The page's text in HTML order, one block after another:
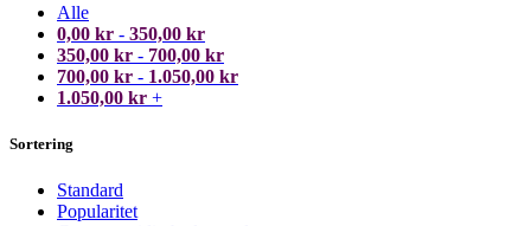
Alle
0,00 kr - 350,00 kr
350,00 kr - 700,00 kr
700,00 kr - 1.050,00 kr
1.050,00 kr +
Sortering
Standard
Popularitet